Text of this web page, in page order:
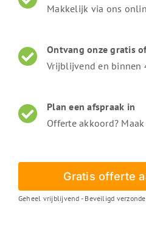
Makkelijk via ons
Ontvang onze gratis
Vrijblijvend en binnen
Plan een afspraak in
Offerte akkoord?
Gratis offerte
Geheel vrijblijvend - Beveiligd